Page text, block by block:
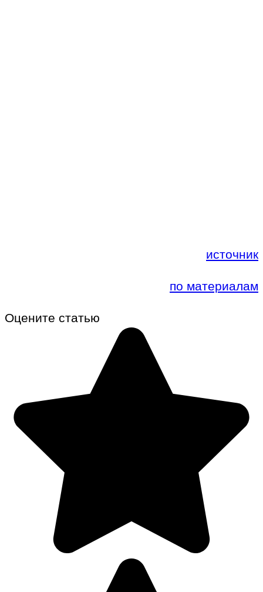
источник
по материалам
Оцените статью